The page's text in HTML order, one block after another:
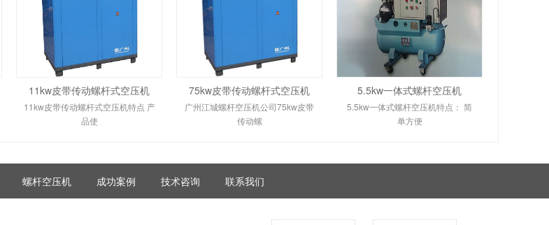
11kw皮带传动螺杆式空压机
11kw皮带传动螺杆式空压机特点 产
品使
75kw皮带传动螺杆式空压机
广州江城螺杆空压机公司75kw皮带
传动螺
5.5kw一体式螺杆空压机
5.5kw一体式螺杆空压机特点： 简
单方便
螺杆空压机 成功案例 技术咨询 联系我们